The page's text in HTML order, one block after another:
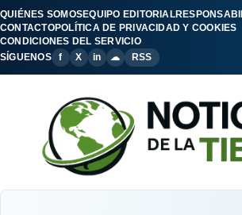
QUIÉNES SOMOSEQUIPO EDITORIAL
CONTACTOPOLÍTICA DE PRIVACIDAD Y COOKIES
CONDICIONES DEL SERVICIO
SÍGUENOS
f X in ☁ RSS